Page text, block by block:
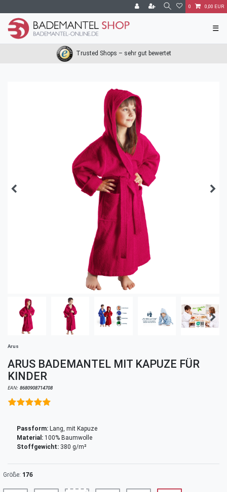
0 0,00 EUR
☰
Trusted Shops – sehr gut bewertet
Arus
ARUS BADEMANTEL MIT KAPUZE FÜR
KINDER
EAN: 8680908714708
Passform: Lang, mit Kapuze
Material: 100% Baumwolle
Stoffgewicht: 380 g/m²
Größe: 176